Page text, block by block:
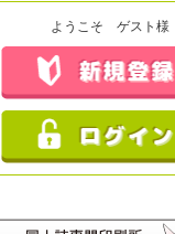
ようこそ ゲスト様